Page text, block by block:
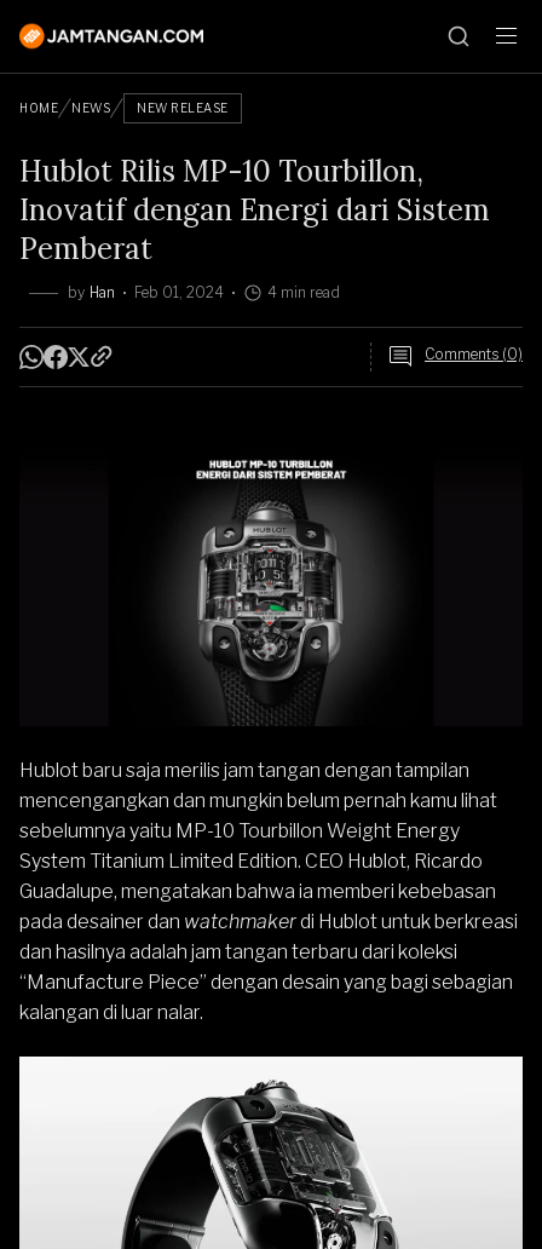
HOME NEWS NEW RELEASE
Hublot Rilis MP-10 Tourbillon,
Inovatif dengan Energi dari Sistem
Pemberat
by Han Feb 01, 2024 4 min read
Comments (0)
Hublotbaru saja merilis jam tangan dengan tampilan
mencengangkan dan mungkin belum pernah kamu lihat
sebelumnya yaitu MP-10 Tourbillon Weight Energy
System Titanium Limited Edition. CEO Hublot, Ricardo
Guadalupe, mengatakan bahwa ia memberi kebebasan
pada desainer dan watchmakerdi Hublot untuk berkreasi
dan hasilnya adalah jam tangan terbaru dari koleksi
“Manufacture Piece” dengan desain yang bagi sebagian
kalangan di luar nalar.